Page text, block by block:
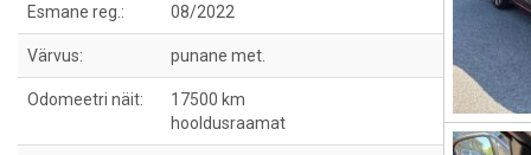
Esmane reg.: 08/2022
Värvus: punane met.
Odomeetri näit:
17500 km
hooldusraamat